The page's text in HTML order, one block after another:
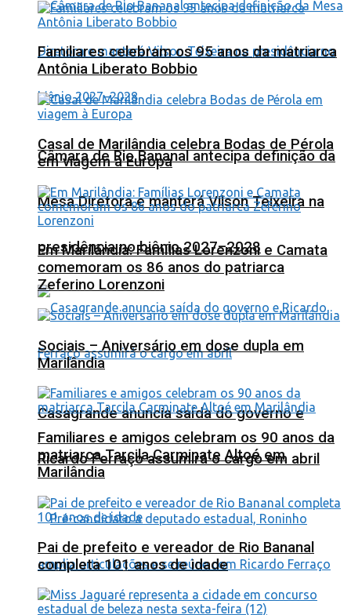
Câmara de Rio Bananal antecipa definição da
Mesa Diretora e manterá Vilson Teixeira na
presidência no biênio 2027–2028
Casagrande anuncia saída do governo e
Ricardo Ferraço assumirá o cargo em abril
Familiares celebram os 95 anos da matriarca
Antônia Liberato Bobbio
Casal de Marilândia celebra Bodas de Pérola
em viagem à Europa
Em Marilândia: Famílias Lorenzoni e Camata
comemoram os 86 anos do patriarca
Zeferino Lorenzoni
Sociais – Aniversário em dose dupla em
Marilândia
Familiares e amigos celebram os 90 anos da
matriarca Tarcila Carminate Altoé em
Marilândia
Pai de prefeito e vereador de Rio Bananal
completa 101 anos de idade